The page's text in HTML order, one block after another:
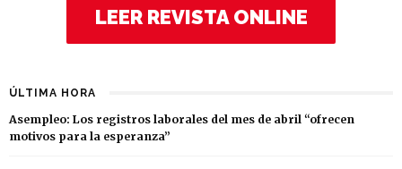
LEER REVISTA ONLINE
ÚLTIMA HORA
Asempleo: Los registros laborales del mes de abril “ofrecen
motivos para la esperanza”